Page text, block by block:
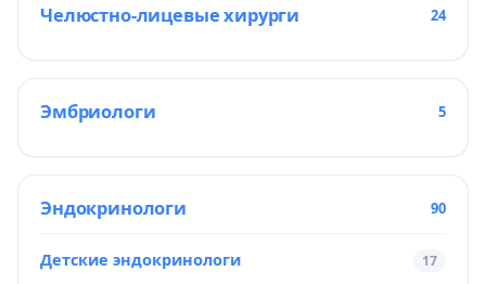
Челюстно-лицевые хирурги 24
Эмбриологи 5
Эндокринологи 90
Детские эндокринологи 17